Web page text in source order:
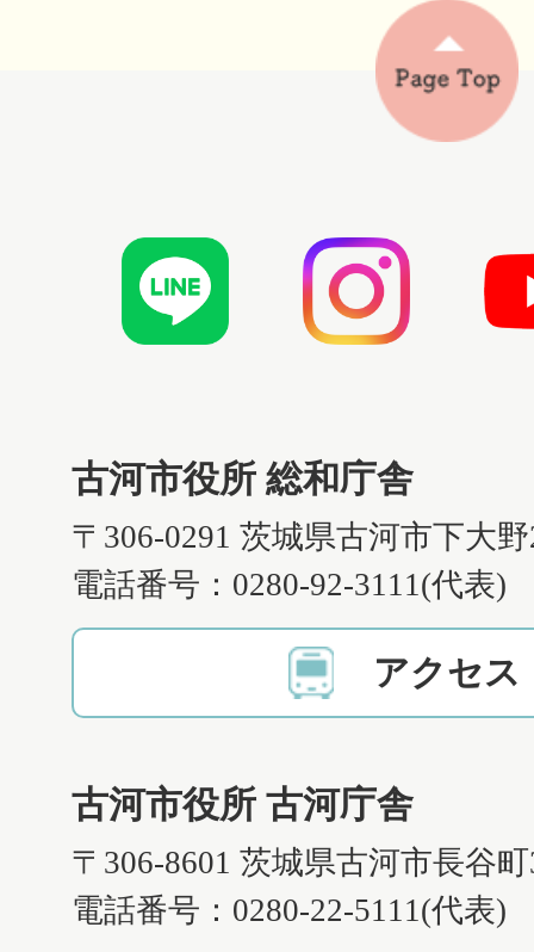
古河市役所 総和庁舎
〒306-0291 茨城県古河市下大
電話番号：0280-92-3111(代表)
アクセス
古河市役所 古河庁舎
〒306-8601 茨城県古河市長谷
電話番号：0280-22-5111(代表)